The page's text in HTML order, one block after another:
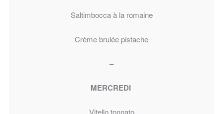
Saltimbocca à la romaine
Crème brulée pistache
–
MERCREDI
Vitello tonnato